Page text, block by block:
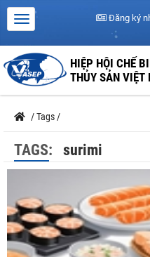
Đăng ký
HIỆP HỘI CHẾ
THỦY SẢN VIỆT
/Tags /
TAGS: surimi